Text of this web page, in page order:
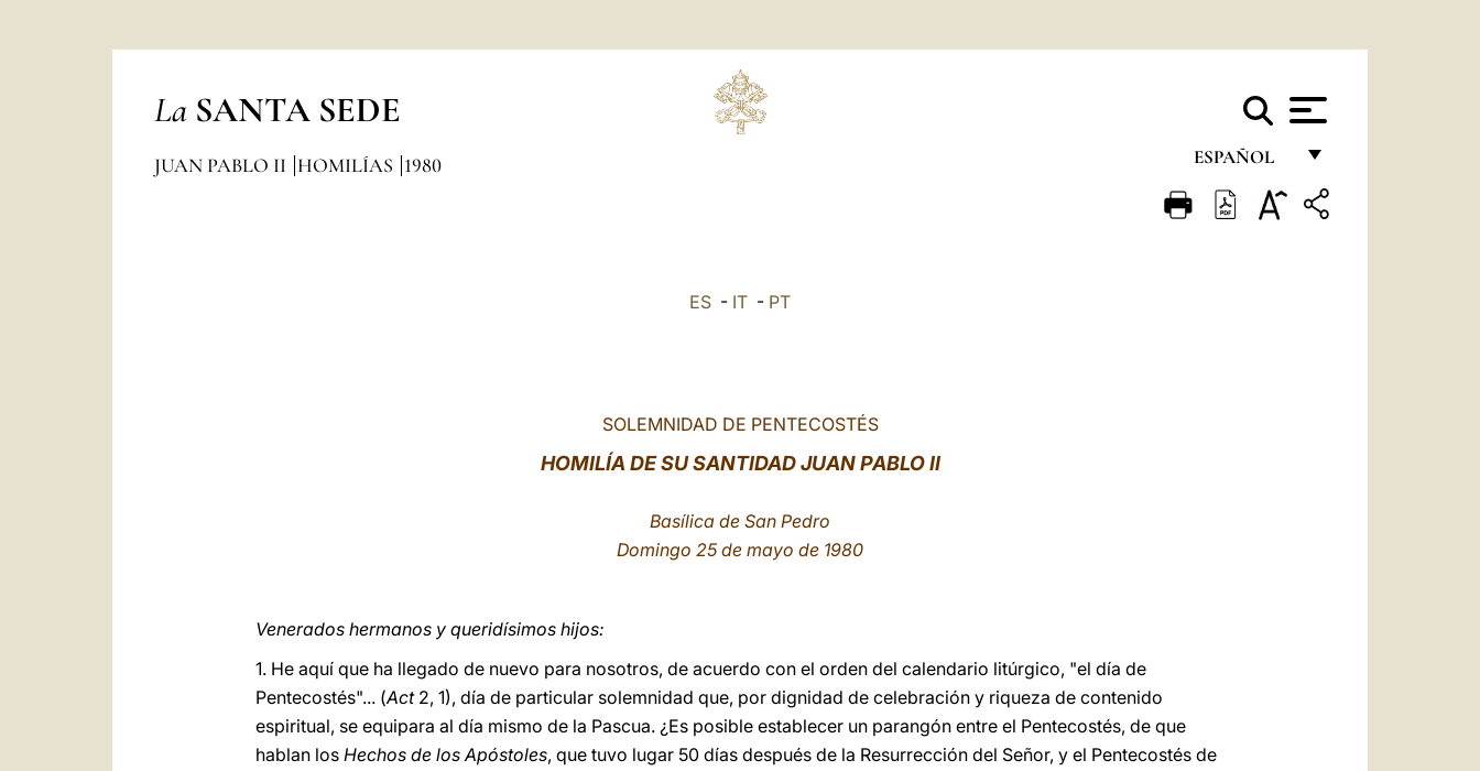
La SANTA SEDE
ESPAÑOL
FRANÇAIS
JUAN PABLO II HOMILÍAS 1980
ES - IT - PT
SOLEMNIDAD DE PENTECOSTÉS
HOMILÍA DE SU SANTIDAD JUAN PABLO II
Basílica de San Pedro
Domingo 25 de mayo de 1980
Venerados hermanos y queridísimos hijos:
1. He aquí que ha llegado de nuevo para nosotros, de acuerdo con el orden del calendario litúrgico, "el día de
Pentecostés"... (Act2, 1), día de particular solemnidad que, por dignidad de celebración y riqueza de contenido
espiritual, se equipara al día mismo de la Pascua. ¿Es posible establecer un parangón entre el Pentecostés, de que
hablan los Hechos de los Apóstoles, que tuvo lugar 50 días después de la Resurrección del Señor, y el Pentecostés de